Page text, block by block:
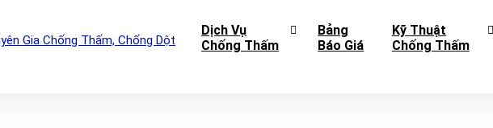
Dịch Vụ
Chống Thấm
Bảng
Báo Giá
Kỹ Thuật
Chống Thấm